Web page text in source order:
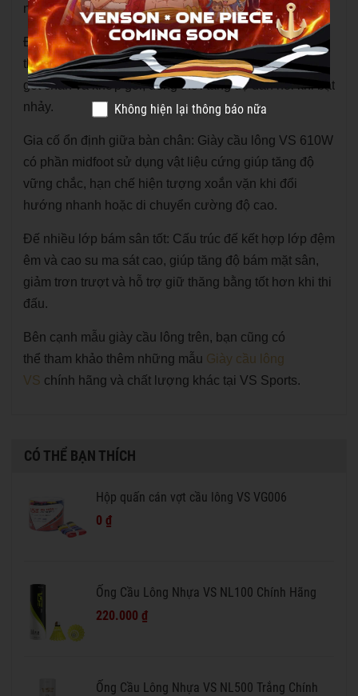
nhưng vẫn dễ chịu khi di chuyển liên tục trên sân.
Đệm giảm lực tối ưu: Lớp đệm được thiết kế để hấp
thụ và phân tán lực khi tiếp đất, hỗ trợ giảm áp lực lên
gót chân và khớp gối, đồng thời tăng độ đàn hồi khi bật
nhảy.
Gia cố ổn định giữa bàn chân: Giày cầu lông VS 610W
có phần midfoot sử dụng vật liệu cứng giúp tăng độ
vững chắc, hạn chế hiện tượng xoắn vặn khi đổi
hướng nhanh hoặc di chuyển cường độ cao.
Đế nhiều lớp bám sân tốt: Cấu trúc đế kết hợp lớp đệm
êm và cao su ma sát cao, giúp tăng độ bám mặt sân,
giảm trơn trượt và hỗ trợ giữ thăng bằng tốt hơn khi thi
đấu.
Bên cạnh mẫu giày cầu lông trên, bạn cũng có
thể tham khảo thêm những mẫu Giày cầu lông
VS chính hãng và chất lượng khác tại VS Sports.
CÓ THỂ BẠN THÍCH
Hộp quấn cán vợt cầu lông VS VG006
0 ₫
Ống Cầu Lông Nhựa VS NL100 Chính Hãng
220.000 ₫
Ống Cầu Lông Nhựa VS NL500 Trắng Chính
Không hiện lại thông báo nữa